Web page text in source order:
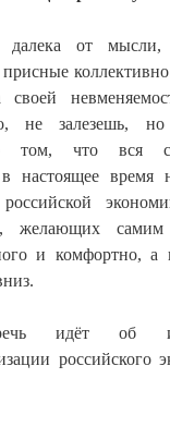
от мысли,
своей
не залезешь,
том, что вся
настоящее время
российской
желающих самим
и комфортно, а
идёт об
российского